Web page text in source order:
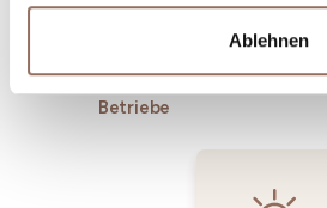
Ablehnen
Incoming-
Betriebe